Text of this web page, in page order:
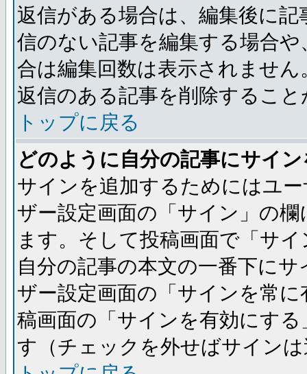
返信がある場合は、編集後に
信のない記事を編集する場合
合は編集回数は表示されませ
返信のある記事を削除するこ
トップに戻る
どのように自分の記事にサイ
サインを追加するためにはユ
ザー設定画面の「サイン」の
ます。そして投稿画面で「サ
自分の記事の本文の一番下に
ザー設定画面の「サインを常
稿画面の「サインを有効にす
す（チェックを外せばサイン